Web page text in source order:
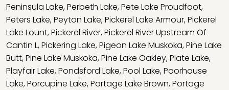
Peninsula Lake,Perbeth Lake,Pete Lake Proudfoot,
Peters Lake,Peyton Lake,Pickerel Lake Armour,Pickerel
Lake Lount,Pickerel River,Pickerel River Upstream Of
Cantin L,Pickering Lake,Pigeon Lake Muskoka,Pine Lake
Butt,Pine Lake Muskoka,Pine Lake Oakley,Plate Lake,
Playfair Lake,Pondsford Lake,Pool Lake,Poorhouse
Lake,Porcupine Lake,Portage Lake Brown,Portage